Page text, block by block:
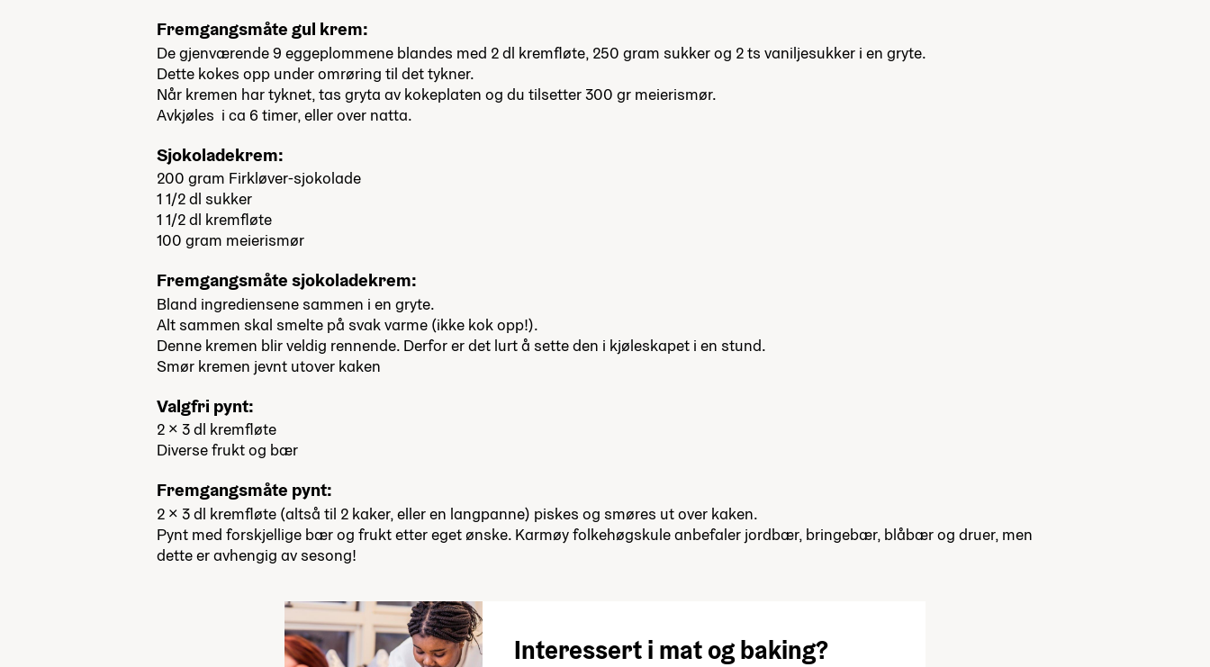
Fremgangsmåte gul krem:
De gjenværende 9 eggeplommene blandes med 2 dl kremfløte, 250 gram sukker og 2 ts vaniljesukker i en gryte.
Dette kokes opp under omrøring til det tykner.
Når kremen har tyknet, tas gryta av kokeplaten og du tilsetter 300 gr meierismør.
Avkjøles i ca 6 timer, eller over natta.
Sjokoladekrem:
200 gram Firkløver-sjokolade
1 1/2 dl sukker
1 1/2 dl kremfløte
100 gram meierismør
Fremgangsmåte sjokoladekrem:
Bland ingrediensene sammen i en gryte.
Alt sammen skal smelte på svak varme (ikke kok opp!).
Denne kremen blir veldig rennende. Derfor er det lurt å sette den i kjøleskapet i en stund.
Smør kremen jevnt utover kaken
Valgfri pynt:
2 x 3 dl kremfløte
Diverse frukt og bær
Fremgangsmåte pynt:
2 x 3 dl kremfløte (altså til 2 kaker, eller en langpanne) piskes og smøres ut over kaken.
Pynt med forskjellige bær og frukt etter eget ønske. Karmøy folkehøgskule anbefaler jordbær, bringebær, blåbær og druer, men
dette er avhengig av sesong!
Interessert i mat og baking?